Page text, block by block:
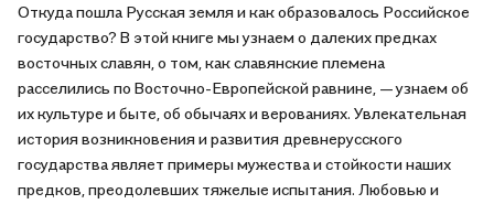
Откуда пошла Русская земля и как образовалось Российское
государство? В этой книге мы узнаем о далеких предках
восточных славян, о том, как славянские племена
расселились по Восточно-Европейской равнине, — узнаем об
их культуре и быте, об обычаях и верованиях. Увлекательная
история возникновения и развития древнерусского
государства являет примеры мужества и стойкости наших
предков, преодолевших тяжелые испытания. Любовью и